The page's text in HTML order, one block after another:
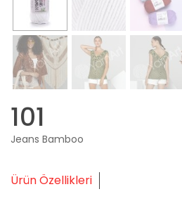
101
Jeans Bamboo
Ürün Özellikleri